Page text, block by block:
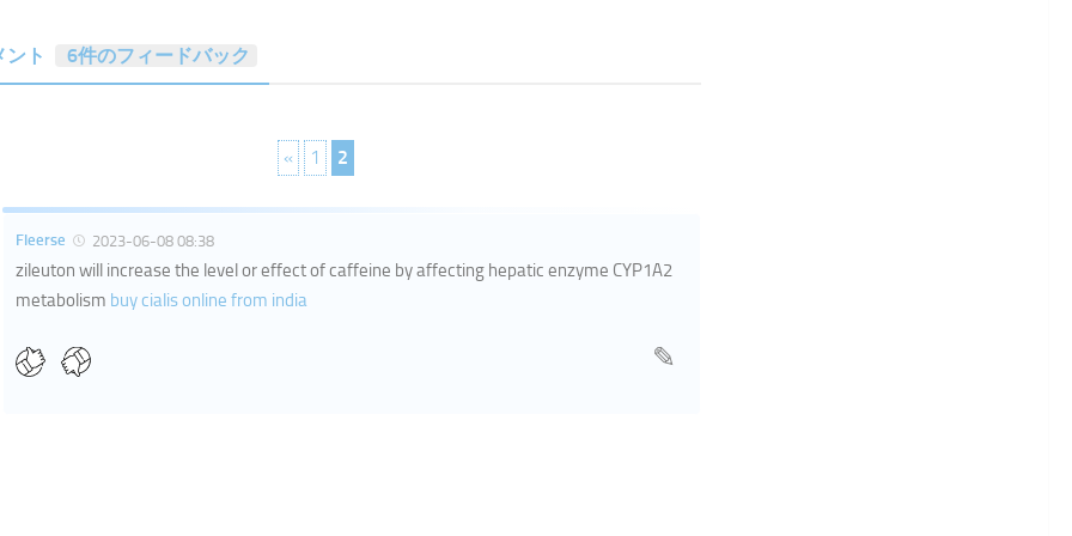
ント 6件のフィードバック
« 1 2
Fleerse 2023-06-08 08:38
zileuton will increase the level or effect of caffeine by affecting hepatic enzyme CYP1A2
metabolism buy cialis online from india